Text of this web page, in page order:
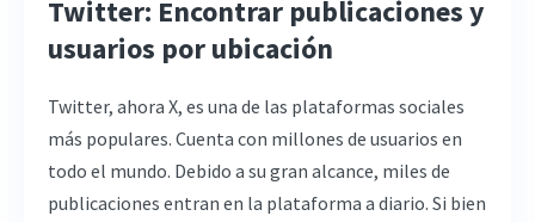
Twitter: Encontrar publicaciones y
usuarios por ubicación
Twitter, ahora X, es una de las plataformas sociales
más populares. Cuenta con millones de usuarios en
todo el mundo. Debido a su gran alcance, miles de
publicaciones entran en la plataforma a diario. Si bien